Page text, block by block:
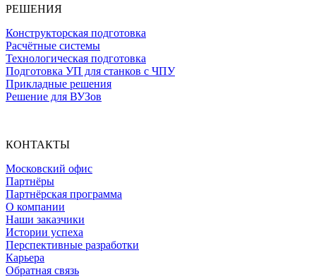
РЕШЕНИЯ
Конструкторская подготовка
Расчётные системы
Технологическая подготовка
Подготовка УП для станков с ЧПУ
Прикладные решения
Решение для ВУЗов
КОНТАКТЫ
Московский офис
Партнёры
Партнёрская программа
О компании
Наши заказчики
Истории успеха
Перспективные разработки
Карьера
Обратная связь